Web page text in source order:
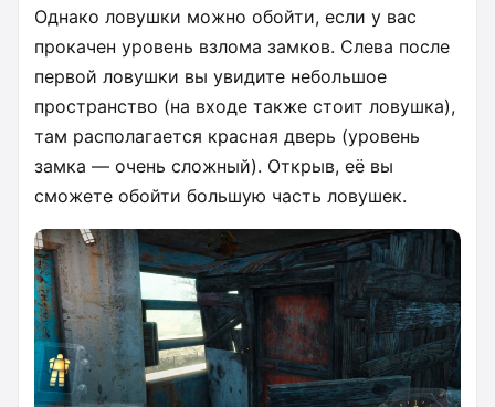
Однако ловушки можно обойти, если у вас
прокачен уровень взлома замков. Слева после
первой ловушки вы увидите небольшое
пространство (на входе также стоит ловушка),
там располагается красная дверь (уровень
замка — очень сложный). Открыв, её вы
сможете обойти большую часть ловушек.